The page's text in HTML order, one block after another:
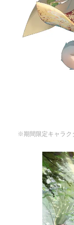
※期間限定キャラク